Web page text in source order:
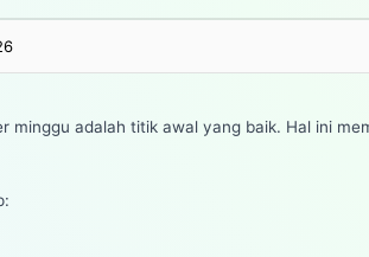
minggu adalah titik awal yang baik. Hal ini